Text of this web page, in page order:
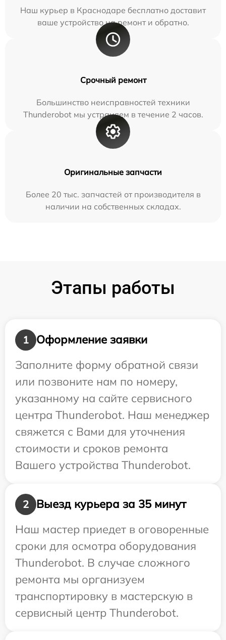
Наш курьер в Краснодаре бесплатно доставит
ваше устройство на ремонт и обратно.
Срочный ремонт
Большинство неисправностей техники
Thunderobot мы устраняем в течение 2 часов.
Оригинальные запчасти
Более 20 тыс. запчастей от производителя в
наличии на собственных складах.
Этапы работы
1
Оформление заявки
Заполните форму обратной связи
или позвоните нам по номеру,
указанному на сайте сервисного
центра Thunderobot. Наш менеджер
свяжется с Вами для уточнения
стоимости и сроков ремонта
Вашего устройства Thunderobot.
2
Выезд курьера за 35 минут
Наш мастер приедет в оговоренные
сроки для осмотра оборудования
Thunderobot. В случае сложного
ремонта мы организуем
транспортировку в мастерскую в
сервисный центр Thunderobot.